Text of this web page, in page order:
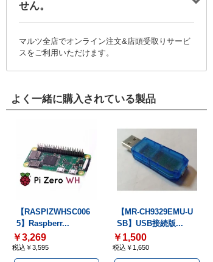
せん。
マルツ全店でオンライン注文&店頭受取りサービ
スをご利用いただけます。
よく一緒に購入されている製品
【RASPIZWHSC006
5】Raspberr...
￥3,269
税込￥3,595
【MR-CH9329EMU-U
SB】USB接続版...
￥1,500
税込￥1,650